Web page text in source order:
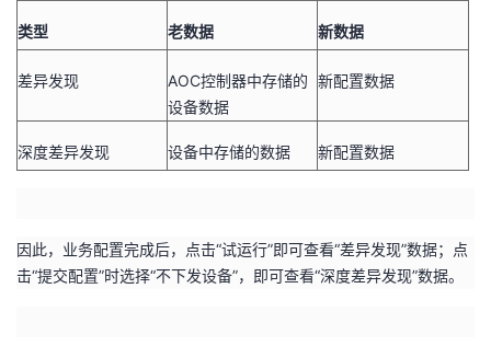
类型 老数据 新数据
差异发现 AOC控制器中存储的
设备数据
新配置数据
深度差异发现 设备中存储的数据 新配置数据
因此，业务配置完成后，点击“试运行”即可查看“差异发现”数据； 点
击“提交配置”时选择“不下发设备”，即可查看“深度差异发现”数据。